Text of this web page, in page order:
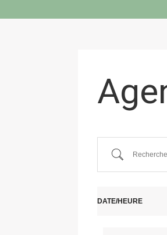
Recherche
DATE/HEURE